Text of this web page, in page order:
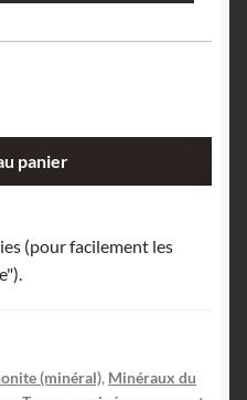
panier
(pour facilement les
(minéral), Minéraux du